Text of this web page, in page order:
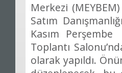
Merkezi
Satım
Kasım
Toplantı
olarak yapıldı.